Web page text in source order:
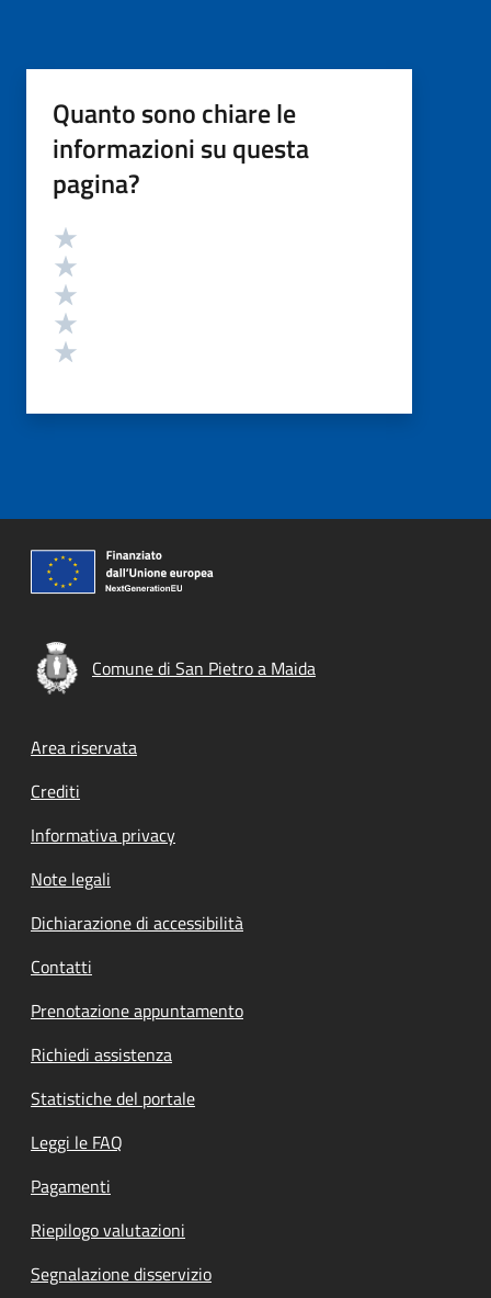
Quanto sono chiare le
informazioni su questa
pagina?
Valutazione
Comune di San Pietro a Maida
Footer menu
Area riservata
Crediti
Informativa privacy
Note legali
Dichiarazione di accessibilità
Contatti
Prenotazione appuntamento
Richiedi assistenza
Statistiche del portale
Leggi le FAQ
Pagamenti
Riepilogo valutazioni
Segnalazione disservizio